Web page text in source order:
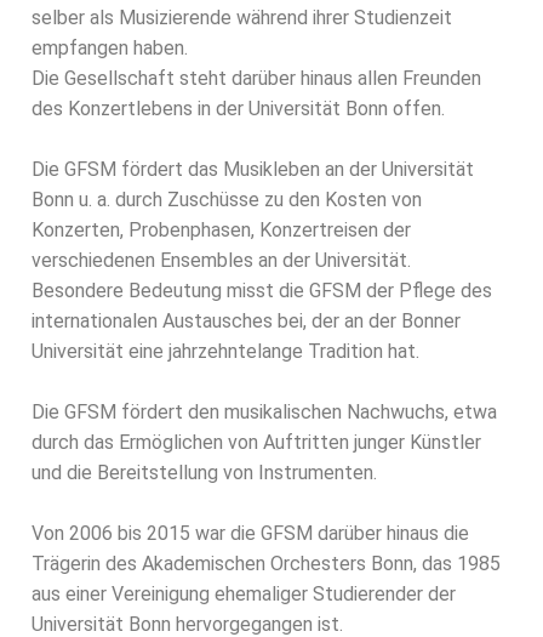
selber als Musizierende während ihrer Studienzeit
empfangen haben.
Die Gesellschaft steht darüber hinaus allen Freunden
des Konzertlebens in der Universität Bonn offen.
Die GFSM fördert das Musikleben an der Universität
Bonn u. a. durch Zuschüsse zu den Kosten von
Konzerten, Probenphasen, Konzertreisen der
verschiedenen Ensembles an der Universität.
Besondere Bedeutung misst die GFSM der Pflege des
internationalen Austausches bei, der an der Bonner
Universität eine jahrzehntelange Tradition hat.
Die GFSM fördert den musikalischen Nachwuchs, etwa
durch das Ermöglichen von Auftritten junger Künstler
und die Bereitstellung von Instrumenten.
Von 2006 bis 2015 war die GFSM darüber hinaus die
Trägerin des Akademischen Orchesters Bonn, das 1985
aus einer Vereinigung ehemaliger Studierender der
Universität Bonn hervorgegangen ist.